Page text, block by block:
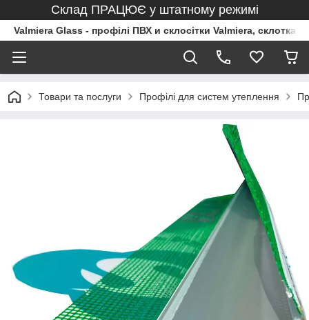
Склад ПРАЦЮЄ у штатному режимі
Valmiera Glass - профілі ПВХ и склосітки Valmiera,
Товари та послуги Профілі для систем утеплення